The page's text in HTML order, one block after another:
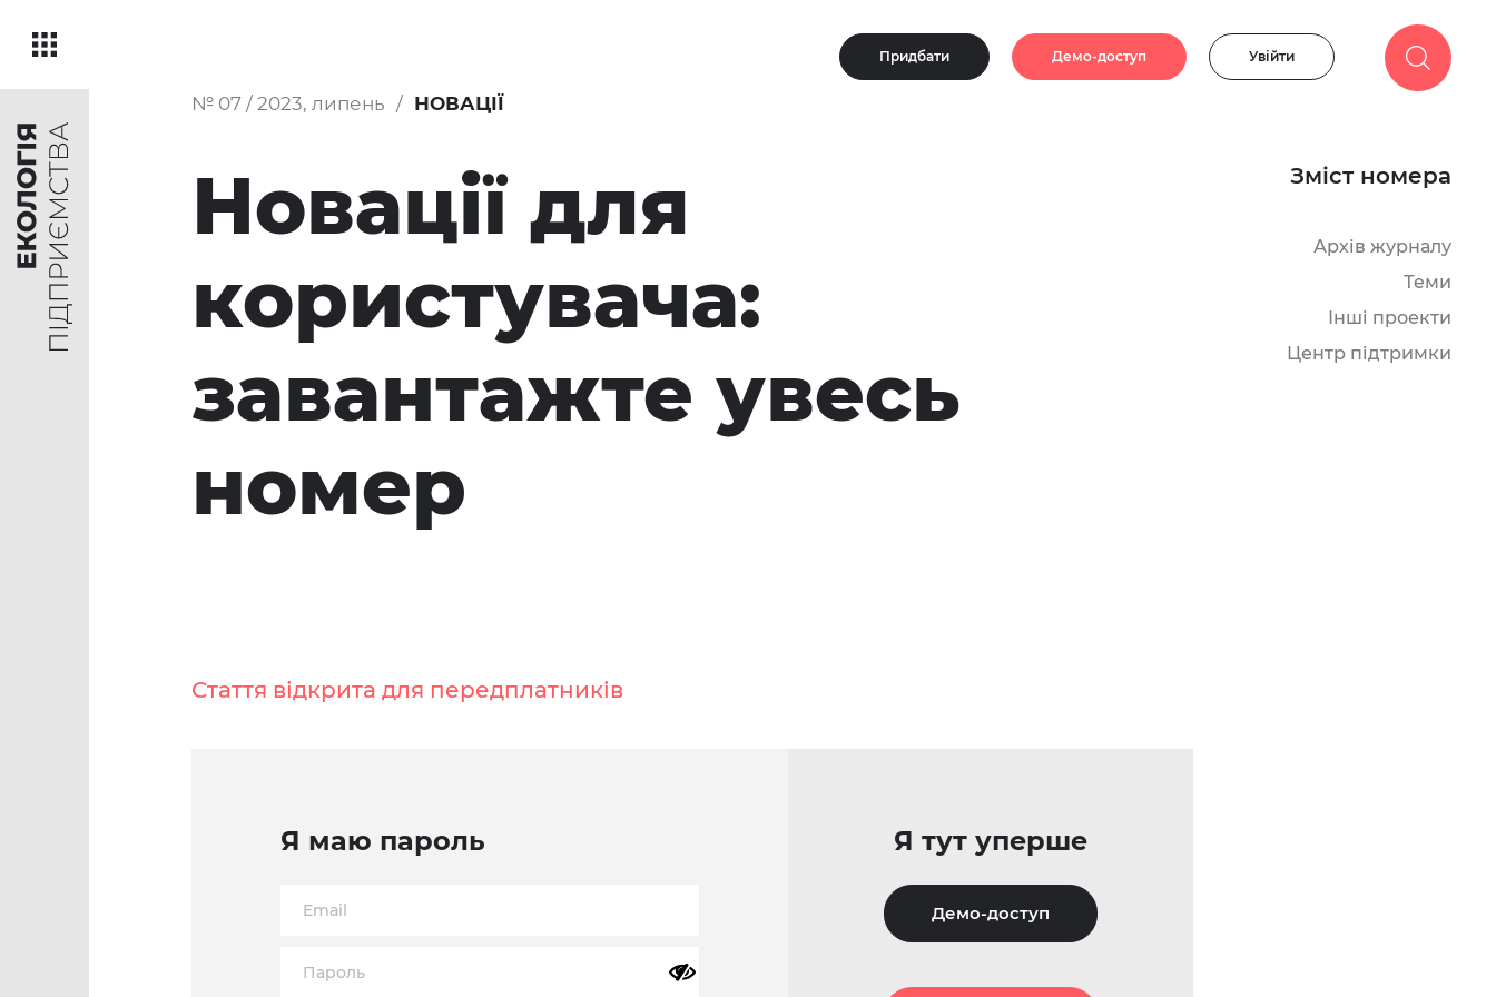
Придбати Демо-доступ Увійти
Зміст номера
Архів журналу
Теми
Інші проекти
Центр підтримки
№ 07 / 2023, липень НОВАЦІЇ
Новації для
користувача:
завантажте увесь
номер
Стаття відкрита для передплатників
Я маю пароль Я тут уперше
Демо-доступ